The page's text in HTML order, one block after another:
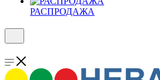
РАСПРОДАЖА